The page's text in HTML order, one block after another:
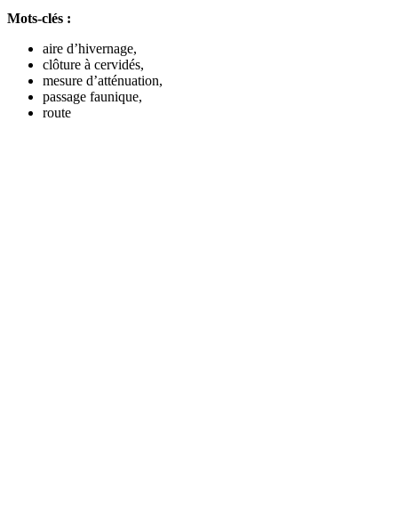
Mots-clés :
aire d’hivernage,
clôture à cervidés,
mesure d’atténuation,
passage faunique,
route